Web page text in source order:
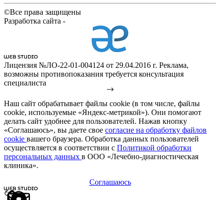
©Все права защищены
Разработка сайта -
Лицензия №ЛО-22-01-004124 от 29.04.2016 г. Реклама,
возможны противопоказания требуется консультация
специалиста
Наш сайт обрабатывает файлы cookie (в том числе, файлы
cookie, используемые «Яндекс-метрикой»). Они помогают
делать сайт удобнее для пользователей. Нажав кнопку
«Соглашаюсь», вы даете свое согласие на обработку файлов
cookie вашего браузера. Обработка данных пользователей
осуществляется в соответствии с Политикой обработки
персональных данных в ООО «Лечебно-диагностическая
клиника».
Соглашаюсь